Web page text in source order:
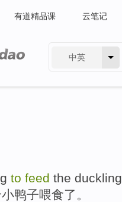
有道精品课 云笔记
中英
to feed the duckling
小鸭子喂食了 。